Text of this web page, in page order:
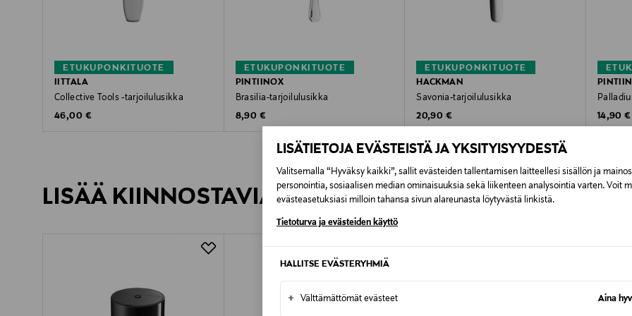
LISÄTIETOJA EVÄSTEISTÄ JA YKSITYISYYDESTÄ
Valitsemalla “Hyväksy kaikki”, sallit evästeiden tallentamisen laitteellesi sisällön ja
personointia, sosiaalisen median ominaisuuksia sekä liikenteen analysointia varten. Voit
evästeasetuksiasi milloin tahansa sivun alareunasta löytyvästä linkistä.
Tietoturva ja evästeiden käyttö
HALLITSE EVÄSTERYHMIÄ
+ Välttämättömät evästeet Aina
ETUKUPONKITUOTE
IITTALA
Collective Tools -tarjoilulusikka
Original Price
46,00 €
ETUKUPONKITUOTE
PINTIINOX
Brasilia-tarjoilulusikka
Original Price
8,90 €
ETUKUPONKITUOTE
HACKMAN
Savonia-tarjoilulusikka
Original Price
20,90 €
Original
14,90 €
LISÄÄ KIINNOSTAVIA TUOTTEITA